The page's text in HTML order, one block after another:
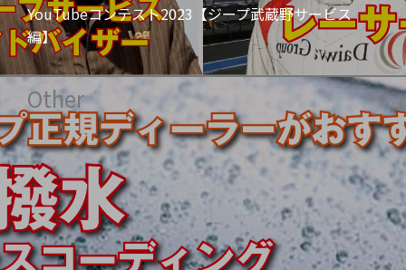
YouTubeコンテスト2023【ジープ武蔵野サービス
編】
Other